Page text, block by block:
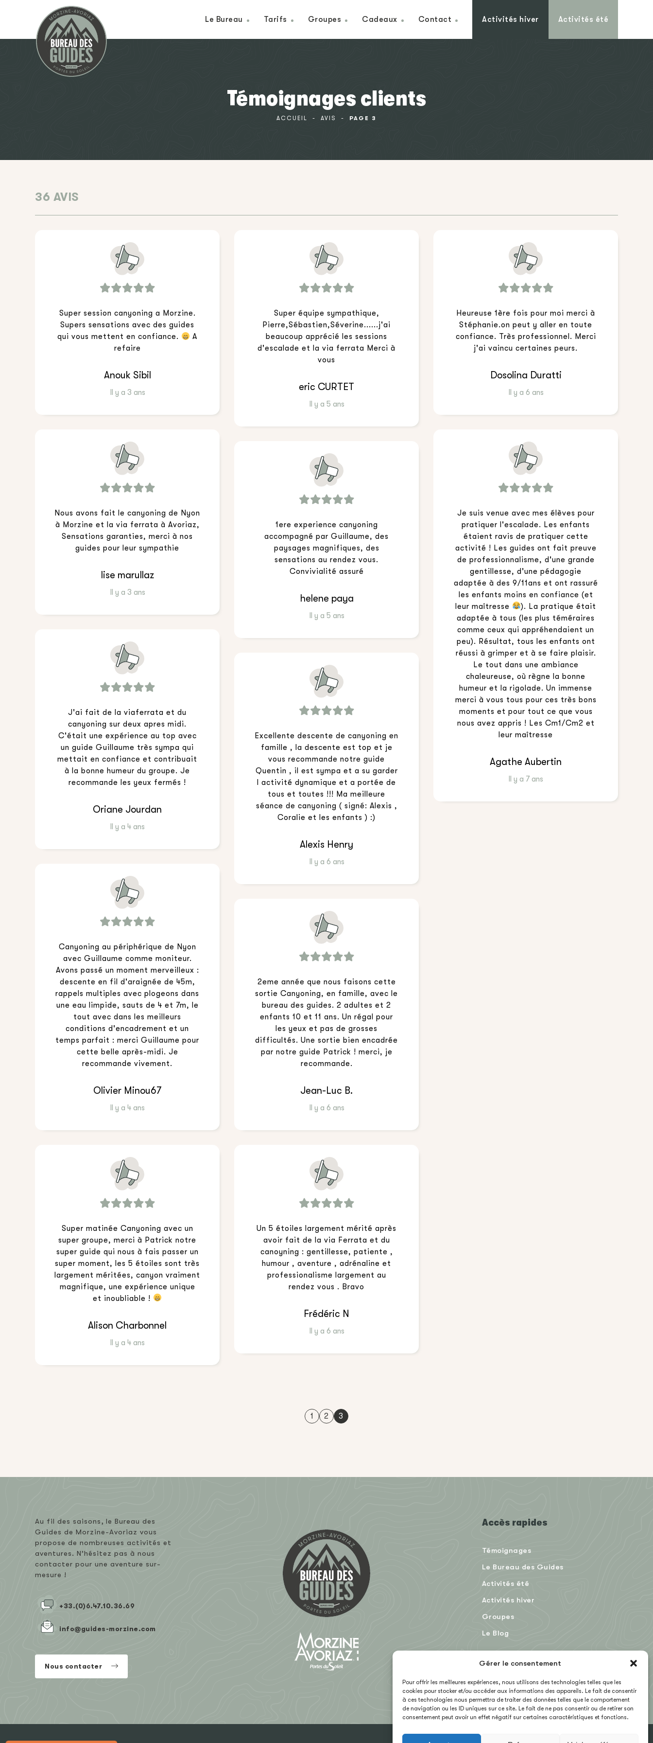
Gérer le consentement
Pour offrir les meilleures expériences, nous utilisons des technologies telles que les
cookies pour stocker et/ou accéder aux informations des appareils. Le fait de consentir
à ces technologies nous permettra de traiter des données telles que le comportement
de navigation ou les ID uniques sur ce site. Le fait de ne pas consentir ou de retirer son
consentement peut avoir un effet négatif sur certaines caractéristiques et fonctions.
Le Bureau Tarifs Groupes Cadeaux Contact Activités hiver Activités été
Témoignages clients
ACCUEIL - AVIS - PAGE 3
36 AVIS
Super session canyoning a Morzine.
Supers sensations avec des guides
qui vous mettent en confiance.
A
refaire
Anouk Sibil
Il y a 3 ans
Nous avons fait le canyoning de Nyon
à Morzine et la via ferrata à Avoriaz,
Sensations garanties, merci à nos
guides pour leur sympathie
lise marullaz
Il y a 3 ans
J'ai fait de la viaferrata et du
canyoning sur deux apres midi.
C'était une expérience au top avec
un guide Guillaume très sympa qui
mettait en confiance et contribuait
à la bonne humeur du groupe. Je
recommande les yeux fermés !
Oriane Jourdan
Il y a 4 ans
Canyoning au périphérique de Nyon
avec Guillaume comme moniteur.
Avons passé un moment merveilleux :
descente en fil d'araignée de 45m,
rappels multiples avec plogeons dans
une eau limpide, sauts de 4 et 7m, le
tout avec dans les meilleurs
conditions d'encadrement et un
temps parfait : merci Guillaume pour
cette belle après-midi. Je
recommande vivement.
Olivier Minou67
Il y a 4 ans
Super matinée Canyoning avec un
super groupe, merci à Patrick notre
super guide qui nous à fais passer un
super moment, les 5 étoiles sont très
largement méritées, canyon vraiment
magnifique, une expérience unique
et inoubliable !
Alison Charbonnel
Il y a 4 ans
Super équipe sympathique,
Pierre,Sébastien,Séverine......j'ai
beaucoup apprécié les sessions
d'escalade et la via ferrata Merci à
vous
eric CURTET
Il y a 5 ans
1ere experience canyoning
accompagné par Guillaume, des
paysages magnifiques, des
sensations au rendez vous.
Convivialité assuré
helene paya
Il y a 5 ans
Excellente descente de canyoning en
famille , la descente est top et je
vous recommande notre guide
Quentin , il est sympa et a su garder
l activité dynamique et a portée de
tous et toutes !!! Ma meilleure
séance de canyoning ( signé: Alexis ,
Coralie et les enfants ) :)
Alexis Henry
Il y a 6 ans
2eme année que nous faisons cette
sortie Canyoning, en famille, avec le
bureau des guides. 2 adultes et 2
enfants 10 et 11 ans. Un régal pour
les yeux et pas de grosses
difficultés. Une sortie bien encadrée
par notre guide Patrick ! merci, je
recommande.
Jean-Luc B.
Il y a 6 ans
Un 5 étoiles largement mérité après
avoir fait de la via Ferrata et du
canoyning : gentillesse, patiente ,
humour , aventure , adrénaline et
professionalisme largement au
rendez vous . Bravo
Frédéric N
Il y a 6 ans
Heureuse 1ère fois pour moi merci à
Stéphanie.on peut y aller en toute
confiance. Très professionnel. Merci
j'ai vaincu certaines peurs.
Dosolina Duratti
Il y a 6 ans
Je suis venue avec mes élèves pour
pratiquer l'escalade. Les enfants
étaient ravis de pratiquer cette
activité ! Les guides ont fait preuve
de professionnalisme, d'une grande
gentillesse, d'une pédagogie
adaptée à des 9/11ans et ont rassuré
les enfants moins en confiance (et
leur maîtresse
). La pratique était
adaptée à tous (les plus téméraires
comme ceux qui appréhendaient un
peu). Résultat, tous les enfants ont
réussi à grimper et à se faire plaisir.
Le tout dans une ambiance
chaleureuse, où règne la bonne
humeur et la rigolade. Un immense
merci à vous tous pour ces très bons
moments et pour tout ce que vous
nous avez appris ! Les Cm1/Cm2 et
leur maîtresse
Agathe Aubertin
Il y a 7 ans
1 2 3
Au fil des saisons, le Bureau des
Guides de Morzine-Avoriaz vous
propose de nombreuses activités et
aventures. N’hésitez pas à nous
contacter pour une aventure sur-
mesure !
+33.(0)6.47.10.36.69
info@guides-morzine.com
Nous contacter
Accès rapides
Témoignages
Le Bureau des Guides
Activités été
Activités hiver
Groupes
Le Blog